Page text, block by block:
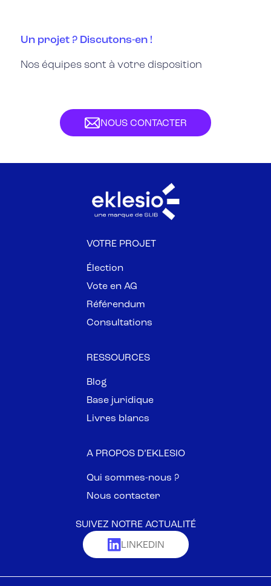
Un projet ? Discutons-en !
Nos équipes sont à votre disposition
NOUS CONTACTER
VOTRE PROJET
Élection
Vote en AG
Référendum
Consultations
RESSOURCES
Blog
Base juridique
Livres blancs
A PROPOS D’EKLESIO
Qui sommes-nous ?
Nous contacter
SUIVEZ NOTRE ACTUALITÉ
LINKEDIN